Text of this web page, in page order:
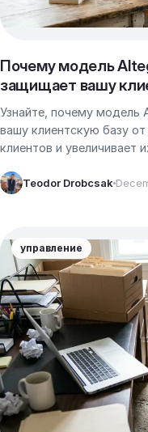
Почему модель
защищает вашу
Узнайте, почему модель
вашу клиентскую базу
клиентов и увеличивает
Teodor Drobcsak
управление